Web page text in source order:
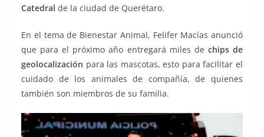
Catedral de la ciudad de Querétaro.
En el tema de Bienestar Animal, Felifer Macías anunció
que para el próximo año entregará miles de chips de
geolocalización para las mascotas, esto para facilitar el
cuidado de los animales de compañía, de quienes
también son miembros de su familia.